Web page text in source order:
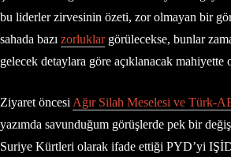
bu liderler zirvesinin özeti, zor olmayan bir
sahada bazı zorluklargörülecekse, bunlar
gelecek detaylara göre açıklanacak mahiyette
Ziyaret öncesi Ağır Silah Meselesi ve Türk-
yazımda savunduğum görüşlerde pek bir
Suriye Kürtleri olarak ifade ettiği PYD’yi